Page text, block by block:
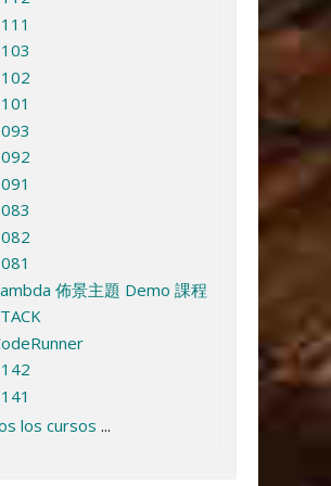
佈景主題 Demo 課程
los cursos ...